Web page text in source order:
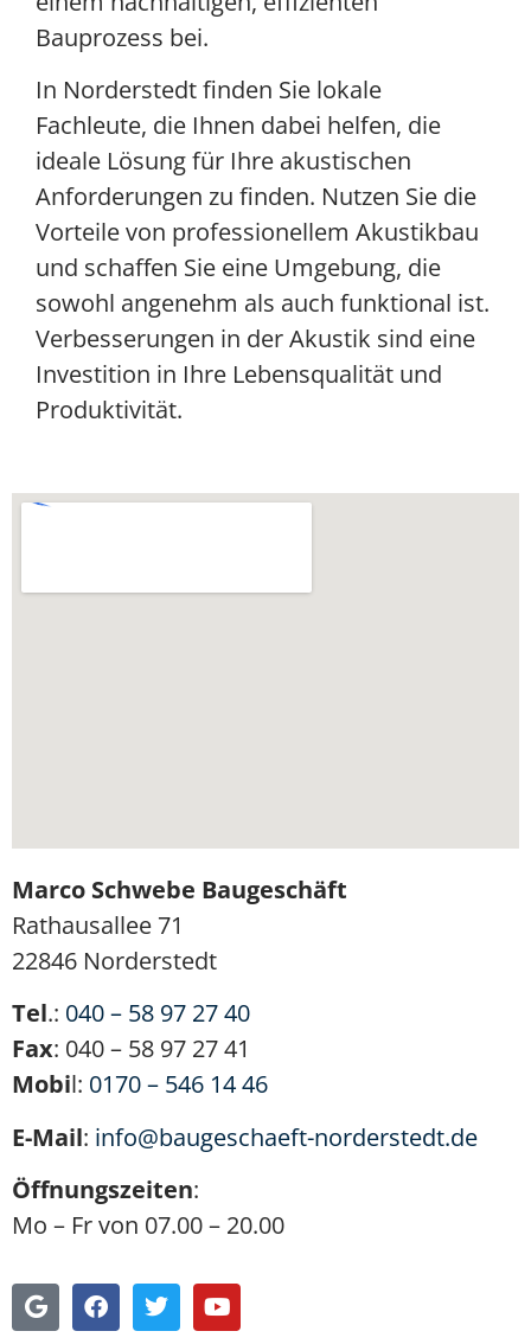
Bauprozess bei.
In Norderstedt finden Sie lokale
Fachleute, die Ihnen dabei helfen, die
ideale Lösung für Ihre akustischen
Anforderungen zu finden. Nutzen Sie die
Vorteile von professionellem Akustikbau
und schaffen Sie eine Umgebung, die
sowohl angenehm als auch funktional ist.
Verbesserungen in der Akustik sind eine
Investition in Ihre Lebensqualität und
Produktivität.
Marco Schwebe Baugeschäft
Rathausallee 71
22846 Norderstedt
Tel.: 040 – 58 97 27 40
Fax: 040 – 58 97 27 41
Mobil: 0170 – 546 14 46
E-Mail: info@baugeschaeft-norderstedt.de
Öffnungszeiten:
Mo – Fr von 07.00 – 20.00